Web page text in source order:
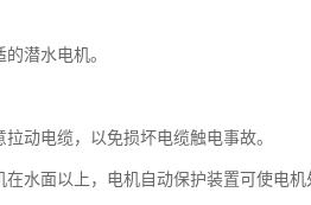
潜水电机。
动电缆，以免损坏电缆触电事故。
水面以上，电机自动保护装置可使电